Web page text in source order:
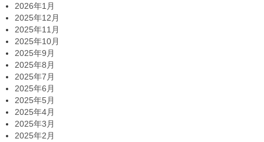
2026年1月
2025年12月
2025年11月
2025年10月
2025年9月
2025年8月
2025年7月
2025年6月
2025年5月
2025年4月
2025年3月
2025年2月